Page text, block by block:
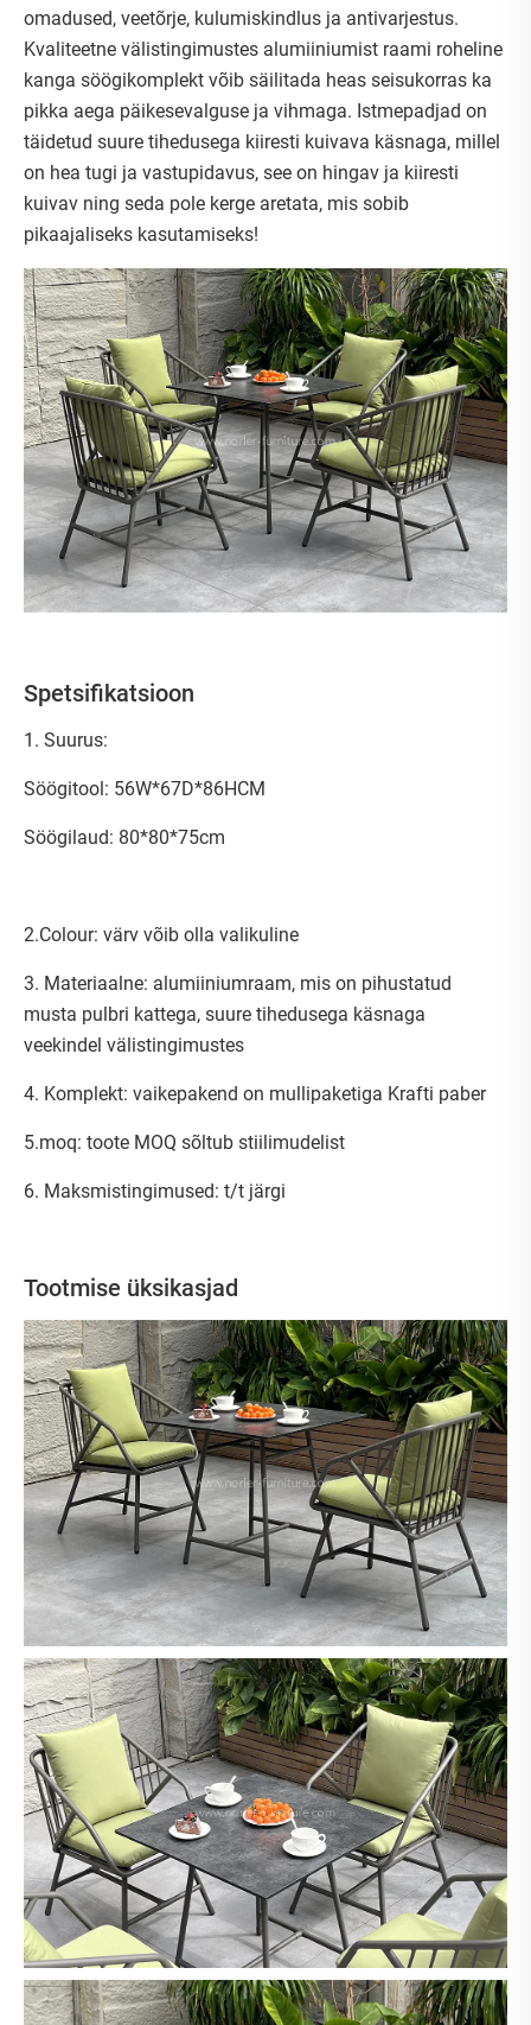
omadused, veetõrje, kulumiskindlus ja antivarjestus.
Kvaliteetne välistingimustes alumiiniumist raami roheline
kanga söögikomplekt võib säilitada heas seisukorras ka
pikka aega päikesevalguse ja vihmaga. Istmepadjad on
täidetud suure tihedusega kiiresti kuivava käsnaga, millel
on hea tugi ja vastupidavus, see on hingav ja kiiresti
kuivav ning seda pole kerge aretata, mis sobib
pikaajaliseks kasutamiseks!
Spetsifikatsioon
1. Suurus:
Söögitool: 56W*67D*86HCM
Söögilaud: 80*80*75cm
2.Colour: värv võib olla valikuline
3. Materiaalne: alumiiniumraam, mis on pihustatud
musta pulbri kattega, suure tihedusega käsnaga
veekindel välistingimustes
4. Komplekt: vaikepakend on mullipaketiga Krafti paber
5.moq: toote MOQ sõltub stiilimudelist
6. Maksmistingimused: t/t järgi
Tootmise üksikasjad